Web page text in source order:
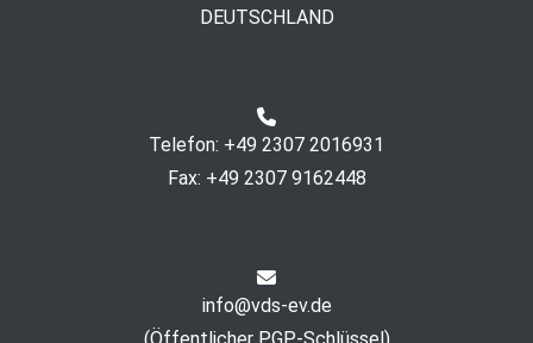
DEUTSCHLAND
Telefon: +49 2307 2016931
Fax: +49 2307 9162448
info@vds-ev.de
(Öffentlicher PGP-Schlüssel)